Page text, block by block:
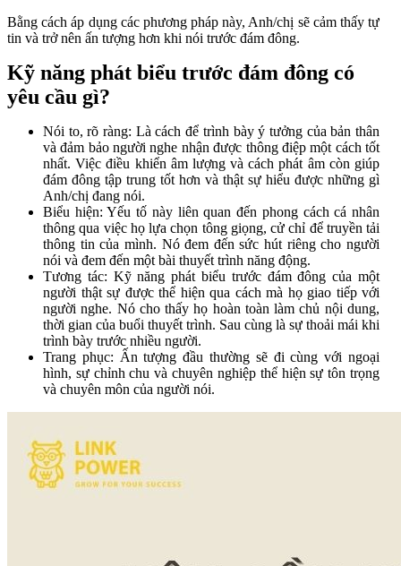
Bằng cách áp dụng các phương pháp này, Anh/chị sẽ cảm thấy tự
tin và trở nên ấn tượng hơn khi nói trước đám đông.
Kỹ năng phát biểu trước đám đông có
yêu cầu gì?
Nói to, rõ ràng: Là cách để trình bày ý tưởng của bản thân
và đảm bảo người nghe nhận được thông điệp một cách tốt
nhất. Việc điều khiển âm lượng và cách phát âm còn giúp
đám đông tập trung tốt hơn và thật sự hiểu được những gì
Anh/chị đang nói.
Biểu hiện: Yếu tố này liên quan đến phong cách cá nhân
thông qua việc họ lựa chọn tông giọng, cử chỉ để truyền tải
thông tin của mình. Nó đem đến sức hút riêng cho người
nói và đem đến một bài thuyết trình năng động.
Tương tác: Kỹ năng phát biểu trước đám đông của một
người thật sự được thể hiện qua cách mà họ giao tiếp với
người nghe. Nó cho thấy họ hoàn toàn làm chủ nội dung,
thời gian của buổi thuyết trình. Sau cùng là sự thoải mái khi
trình bày trước nhiều người.
Trang phục: Ấn tượng đầu thường sẽ đi cùng với ngoại
hình, sự chỉnh chu và chuyên nghiệp thể hiện sự tôn trọng
và chuyên môn của người nói.